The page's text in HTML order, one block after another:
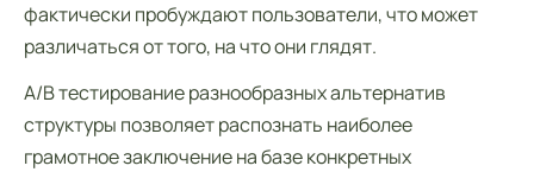
фактически пробуждают пользователи, что может
различаться от того, на что они глядят.
A/B тестирование разнообразных альтернатив
структуры позволяет распознать наиболее
грамотное заключение на базе конкретных